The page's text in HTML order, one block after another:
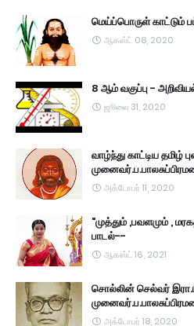
மெய்ப்பொருள் காட்டும்
ஆகஸ்ட் 08, 2020
8 ஆம் வகுப்பு -
ஜூலை 31, 2020
வாழ்ந்து காட்டிய தமிழ்
அக்டோபர் 11, 2020
"முத்தும் ,பவளமும் ,
பாடல்--
ஆகஸ்ட் 16, 2021
சொல்லின் செல்வர்
அக்டோபர் 18, 2020